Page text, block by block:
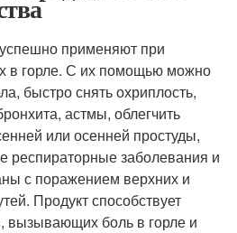
применяют при
в горле. С их помощью можно
быстро снять охриплость,
астмы, облегчить
или осенней простуды,
респираторные заболевания и
с поражением верхних и
Продукт способствует
вызывающих боль в горле и